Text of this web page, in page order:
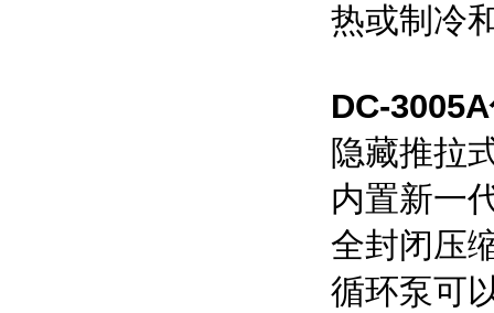
热或制冷
DC-3005A
隐藏推拉
内置新一
全封闭压
循环泵可